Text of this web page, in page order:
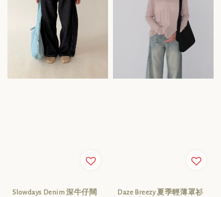
Slowdays Denim 深牛仔闊
Daze Breezy 夏季輕薄罩衫